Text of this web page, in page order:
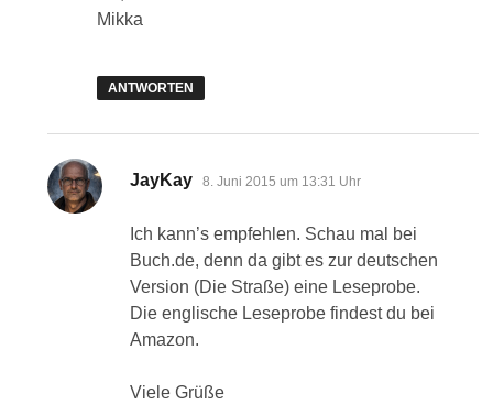
Mikka
ANTWORTEN
JayKay sagt:
8. Juni 2015 um 13:31 Uhr
Ich kann’s empfehlen. Schau mal bei
Buch.de, denn da gibt es zur deutschen
Version (Die Straße) eine Leseprobe.
Die englische Leseprobe findest du bei
Amazon.
Viele Grüße